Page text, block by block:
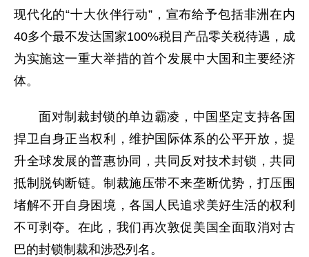
现代化的“十大伙伴行动”，宣布给予包括非洲在内
40多个最不发达国家100%税目产品零关税待遇，成
为实施这一重大举措的首个发展中大国和主要经济
体。
面对制裁封锁的单边霸凌，中国坚定支持各国
捍卫自身正当权利，维护国际体系的公平开放，提
升全球发展的普惠协同，共同反对技术封锁，共同
抵制脱钩断链。制裁施压带不来垄断优势，打压围
堵解不开自身困境，各国人民追求美好生活的权利
不可剥夺。在此，我们再次敦促美国全面取消对古
巴的封锁制裁和涉恐列名。